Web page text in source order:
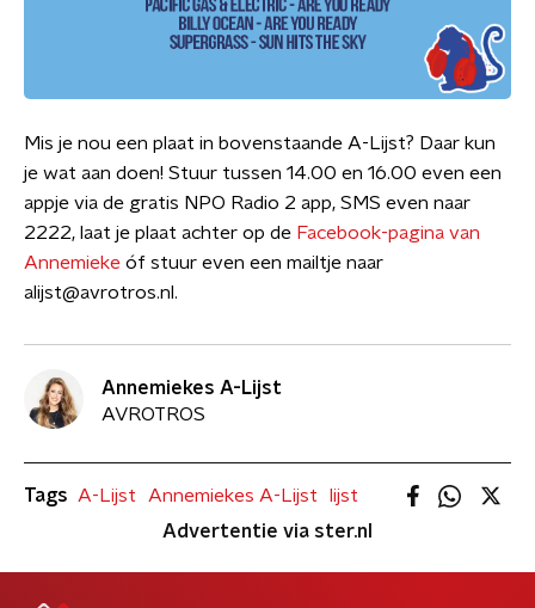
Mis je nou een plaat in bovenstaande A-Lijst? Daar kun
je wat aan doen! Stuur tussen 14.00 en 16.00 even een
appje via de gratis NPO Radio 2 app, SMS even naar
2222, laat je plaat achter op de Facebook-pagina van
Annemieke óf stuur even een mailtje naar
alijst@avrotros.nl.
Annemiekes A-Lijst
AVROTROS
Tags A-Lijst Annemiekes A-Lijst
lijst
Advertentie via ster.nl